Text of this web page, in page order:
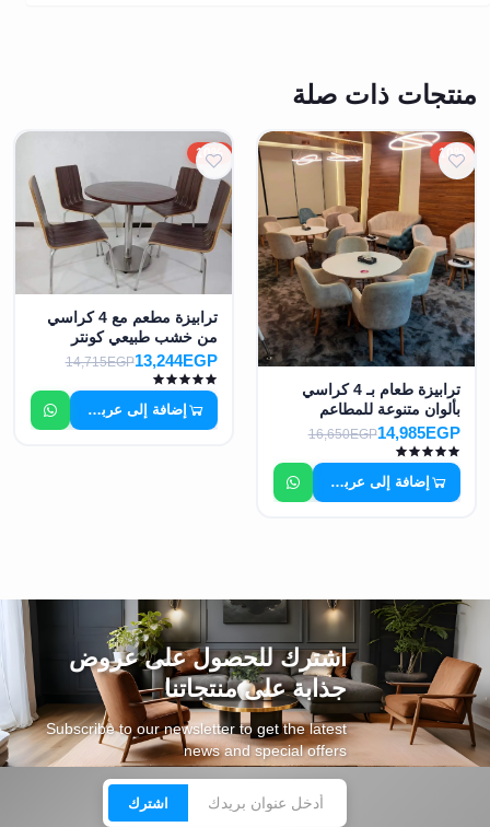
منتجات ذات صلة
10%
ترابيزة طعام بـ 4 كراسي
بألوان متنوعة للمطاعم
والكافيهات والفنادق MS-
8459
14,985EGP
16,650EGP
إضافة إلى عربة التسوق
10%
ترابيزة مطعم مع 4 كراسي
من خشب طبيعي كونتر
طبقات MS-8505
13,244EGP
14,715EGP
إضافة إلى عربة التسوق
اشترك للحصول على عروض
جذابة على منتجاتنا
Subscribe to our newsletter to get the latest
news and special offers
اشترك